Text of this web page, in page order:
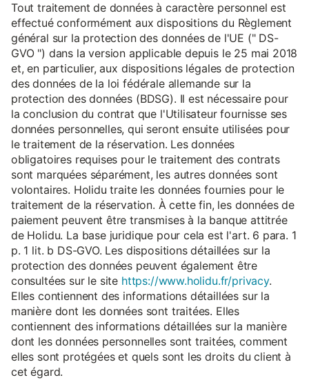
Tout traitement de données à caractère personnel est
effectué conformément aux dispositions du Règlement
général sur la protection des données de l'UE (" DS-
GVO ") dans la version applicable depuis le 25 mai 2018
et, en particulier, aux dispositions légales de protection
des données de la loi fédérale allemande sur la
protection des données (BDSG). Il est nécessaire pour
la conclusion du contrat que l'Utilisateur fournisse ses
données personnelles, qui seront ensuite utilisées pour
le traitement de la réservation. Les données
obligatoires requises pour le traitement des contrats
sont marquées séparément, les autres données sont
volontaires. Holidu traite les données fournies pour le
traitement de la réservation. À cette fin, les données de
paiement peuvent être transmises à la banque attitrée
de Holidu. La base juridique pour cela est l'art. 6 para. 1
p. 1 lit. b DS-GVO. Les dispositions détaillées sur la
protection des données peuvent également être
consultées sur le site https://www.holidu.fr/privacy.
Elles contiennent des informations détaillées sur la
manière dont les données sont traitées. Elles
contiennent des informations détaillées sur la manière
dont les données personnelles sont traitées, comment
elles sont protégées et quels sont les droits du client à
cet égard.